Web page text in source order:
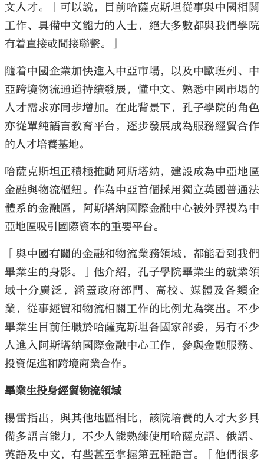
文人才。「可以說，目前哈薩克斯坦從事與中國相關
工作、具備中文能力的人士，絕大多數都與我們學院
有着直接或間接聯繫。」
隨着中國企業加快進入中亞市場，以及中歐班列、中
亞跨境物流通道持續發展，懂中文、熟悉中國市場的
人才需求亦同步增加。在此背景下，孔子學院的角色
亦從單純語言教育平台，逐步發展成為服務經貿合作
的人才培養基地。
哈薩克斯坦正積極推動阿斯塔納，建設成為中亞地區
金融與物流樞紐。作為中亞首個採用獨立英國普通法
體系的金融區，阿斯塔納國際金融中心被外界視為中
亞地區吸引國際資本的重要平台。
「與中國有關的金融和物流業務領域，都能看到我們
畢業生的身影。」他介紹，孔子學院畢業生的就業領
域十分廣泛，涵蓋政府部門、高校、媒體及各類企
業，從事經貿和物流相關工作的比例尤為突出。不少
畢業生目前任職於哈薩克斯坦各國家部委，另有不少
人進入阿斯塔納國際金融中心工作，參與金融服務、
投資促進和跨境商業合作。
畢業生投身經貿物流領域
楊雷指出，與其他地區相比，該院培養的人才大多具
備多語言能力，不少人能熟練使用哈薩克語、俄語、
英語及中文，有些甚至掌握第五種語言。「他們很多